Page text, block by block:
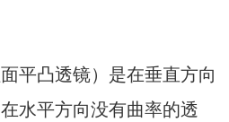
平凸透镜）是在垂直方向
水平方向没有曲率的透